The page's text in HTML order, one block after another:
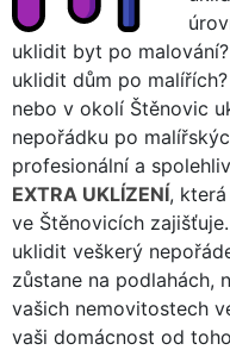
uklidit byt po
uklidit dům po
nebo v okolí Štěnovic
nepořádku po
profesionální a
EXTRA UKLÍZENÍ,
ve Štěnovicích
uklidit veškerý
zůstane na podlahách,
vašich nemovitostech
vaši domácnost od